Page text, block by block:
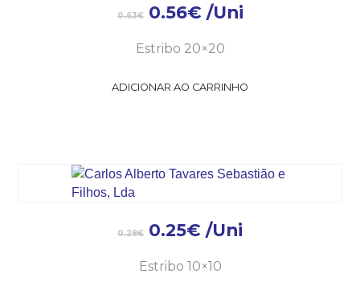
0.63€ 0.56€ /Uni
Estribo 20×20
ADICIONAR AO CARRINHO
0.28€ 0.25€ /Uni
Estribo 10×10